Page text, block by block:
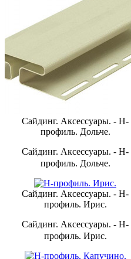
Сайдинг. Аксессуары. - H-
профиль. Дольче.
Сайдинг. Аксессуары. - H-
профиль. Дольче.
Сайдинг. Аксессуары. - H-
профиль. Ирис.
Сайдинг. Аксессуары. - H-
профиль. Ирис.